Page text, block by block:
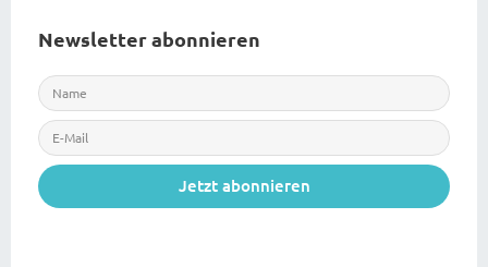
Newsletter abonnieren
Jetzt abonnieren